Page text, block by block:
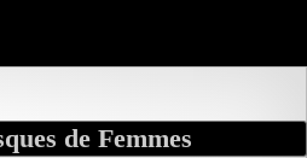
de Femmes